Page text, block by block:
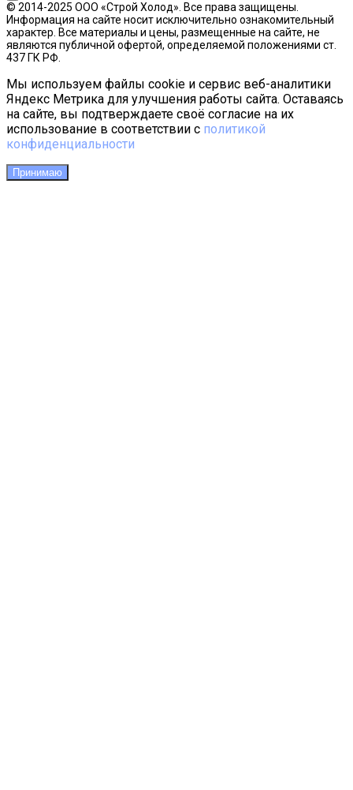
© 2014-2025 ООО «Строй Холод». Все права защищены.
Информация на сайте носит исключительно ознакомительный
характер. Все материалы и цены, размещенные на сайте, не
являются публичной офертой, определяемой положениями ст.
437 ГК РФ.
Мы используем файлы cookie и сервис веб-аналитики
Яндекс Метрика для улучшения работы сайта. Оставаясь
на сайте, вы подтверждаете своё согласие на их
использование в соответствии с политикой
конфиденциальности
Принимаю